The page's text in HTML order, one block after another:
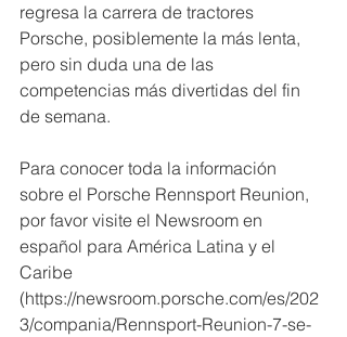
regresa la carrera de tractores
Porsche, posiblemente la más lenta,
pero sin duda una de las
competencias más divertidas del fin
de semana.
Para conocer toda la información
sobre el Porsche Rennsport Reunion,
por favor visite el Newsroom en
español para América Latina y el
Caribe
(https://newsroom.porsche.com/es/202
3/compania/Rennsport-Reunion-7-se-